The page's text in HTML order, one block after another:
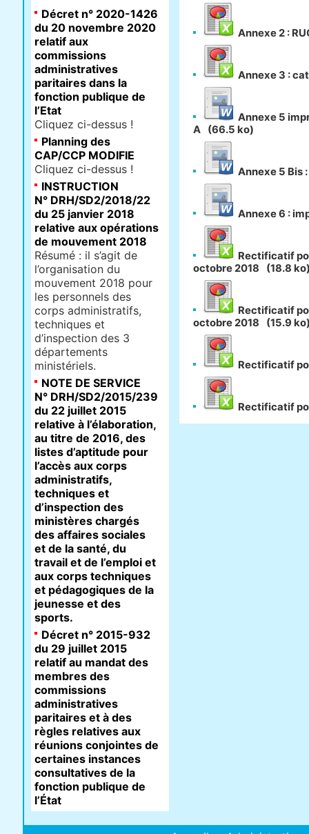
Annexe 2 :
Annexe 3 :
Annexe 5
A
(66.5 ko)
Annexe 5 Bis
Annexe 6 :
Rectificatif
octobre 2018
(18.8
Rectificatif
octobre 2018
(15.9
Rectificatif
Rectificatif
Décret n° 2020-1426
du 20 novembre 2020
relatif aux
commissions
administratives
paritaires dans la
fonction publique de
l’Etat
Cliquez ci-dessus !
Planning des
CAP/CCP MODIFIE
Cliquez ci-dessus !
INSTRUCTION
N° DRH/SD2/2018/22
du 25 janvier 2018
relative aux opérations
de mouvement 2018
Résumé : il s’agit de
l’organisation du
mouvement 2018 pour
les personnels des
corps administratifs,
techniques et
d’inspection des 3
départements
ministériels.
NOTE DE SERVICE
N° DRH/SD2/2015/239
du 22 juillet 2015
relative à l’élaboration,
au titre de 2016, des
listes d’aptitude pour
l’accès aux corps
administratifs,
techniques et
d’inspection des
ministères chargés
des affaires sociales
et de la santé, du
travail et de l’emploi et
aux corps techniques
et pédagogiques de la
jeunesse et des
sports.
Décret n° 2015-932
du 29 juillet 2015
relatif au mandat des
membres des
commissions
administratives
paritaires et à des
règles relatives aux
réunions conjointes de
certaines instances
consultatives de la
fonction publique de
l’État